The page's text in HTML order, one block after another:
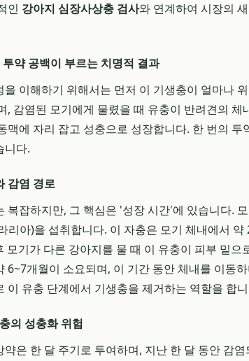
인 강아지 심장사상충 검사와 연계하여 시장의
약 공백이 부르는 치명적 결과
이해하기 위해서는 먼저 이 기생충이 얼마나
, 감염된 모기에게 물렸을 때 유충이 반려견의
맥에 자리 잡고 성충으로 성장합니다. 한 번의 투
니다.
감염 경로
복잡하지만, 그 핵심은 '성장 시간'에 있습니다.
리아)을 섭취합니다. 이 자충은 모기 체내에서
모기가 다른 강아지를 물 때 이 유충이 피부 밑으
6~7개월이 소요되며, 이 기간 동안 체내를 이동
이 유충 단계에서 기생충을 제거하는 역할을 합
의 성충화 위험
은 한 달 주기로 투여하며, 지난 한 달 동안 감